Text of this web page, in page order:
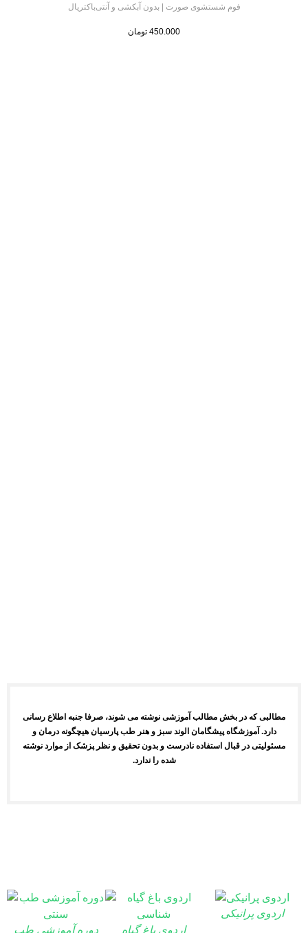
فوم شستشوی صورت | بدون آبکشی و آنتی‌باکتریال
450.000 تومان
مطالبی که در بخش مطالب آموزشی نوشته می شوند، صرفا جنبه اطلاع رسانی
دارد. آموزشگاه پیشگامان الوند سبز و هنر طب پارسیان هیچگونه درمان و
مسئولیتی در قبال استفاده نادرست و بدون تحقیق و نظر پزشک از موارد نوشته
شده را ندارد.
دوره آموزشی طب اردوی باغ گیاه
اردوی پرانیکی